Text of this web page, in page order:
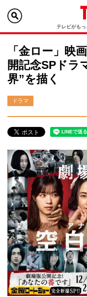
テレビがも
「金ロー」映
開記念SPドラ
界”を描く
ドラマ